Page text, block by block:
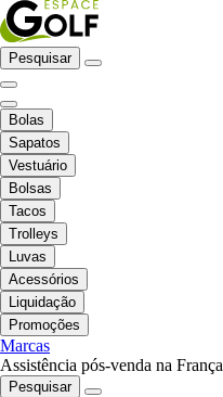
Pesquisar
Bolas
Sapatos
Vestuário
Bolsas
Tacos
Trolleys
Luvas
Acessórios
Liquidação
Promoções
Marcas
Assistência pós-venda na França
Pesquisar